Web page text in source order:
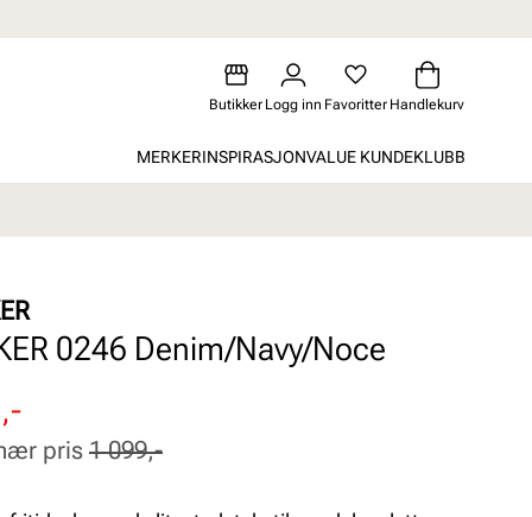
Butikker Logg inn Favoritter Handlekurv
MERKERINSPIRASJONVALUE KUNDEKLUBB
0246 Denim/Navy/Noce
pris 1 099,-